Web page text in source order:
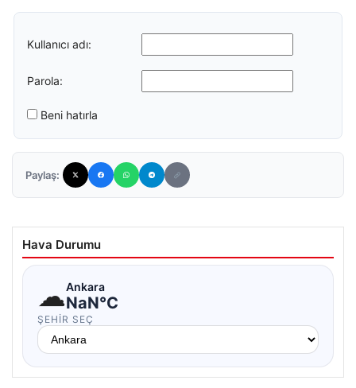
Kullanıcı adı:
Parola:
Beni hatırla
Paylaş:
Hava Durumu
☁Ankara
NaN°C
ŞEHIR SEÇ